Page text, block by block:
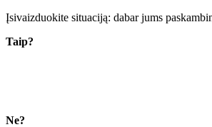
Įsivaizduokite situaciją: dabar jums
Taip?
Ne?